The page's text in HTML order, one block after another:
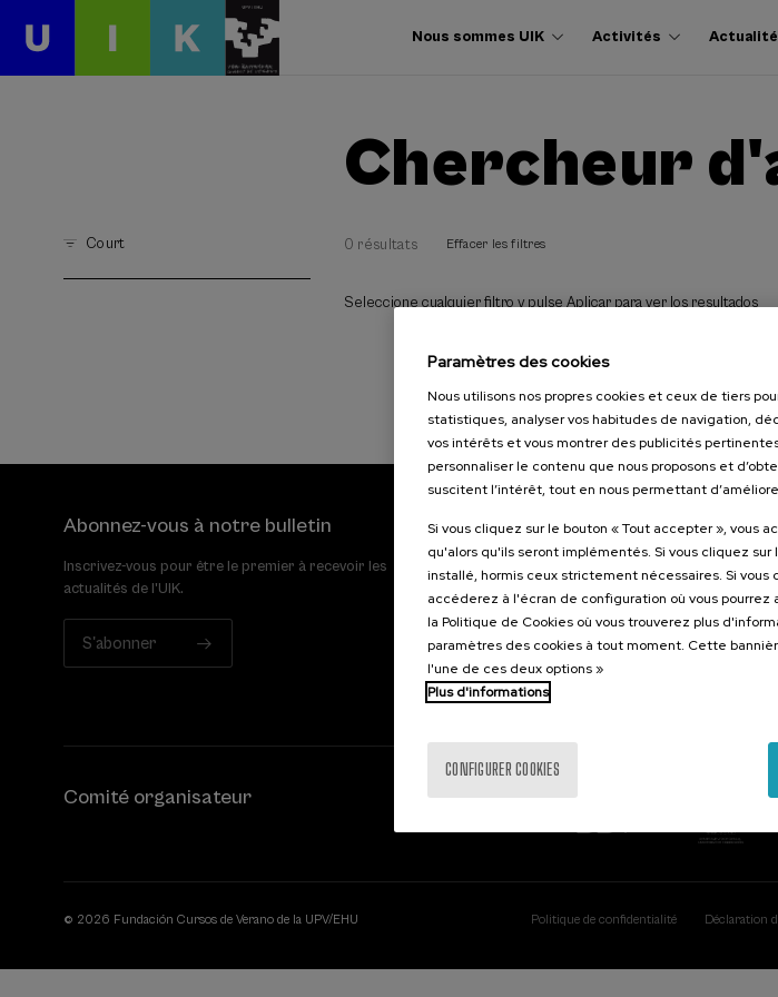
Nous sommes UIK Activités Actualité
Chercheur
Court 0 résultats Effacer les filtres
Seleccione cualquier filtro y pulse Aplicar para ver los resultados
Abonnez-vous à notre bulletin
Inscrivez-vous pour être le premier à recevoir les
actualités de l'UIK.
S'abonner
Contact
20007 Donostia / San Sebastián
Contactez-nous!
Comité organisateur
© 2026 Fundación Cursos de Verano de la UPV/EHU Politique de confidentialité Déclaration
Paramètres des cookies
Nous utilisons nos propres cookies et ceux de tiers
statistiques, analyser vos habitudes de navigation,
vos intérêts et vous montrer des publicités
personnaliser le contenu que nous proposons et
suscitent l’intérêt, tout en nous permettant
Si vous cliquez sur le bouton « Tout accepter »,
qu'alors qu'ils seront implémentés. Si vous cliquez
installé, hormis ceux strictement nécessaires. Si vous
accéderez à l'écran de configuration où vous
la Politique de Cookies où vous trouverez plus
paramètres des cookies à tout moment. Cette
l'une de ces deux options »
Plus d'informations
CONFIGURER COOKIES